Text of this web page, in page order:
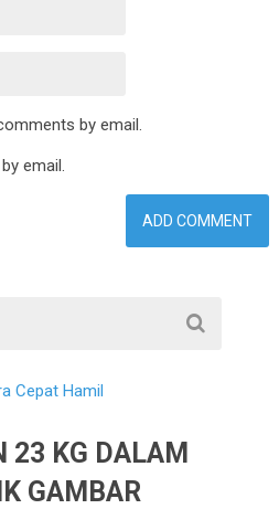
by email.
email.
23 KG DALAM
GAMBAR